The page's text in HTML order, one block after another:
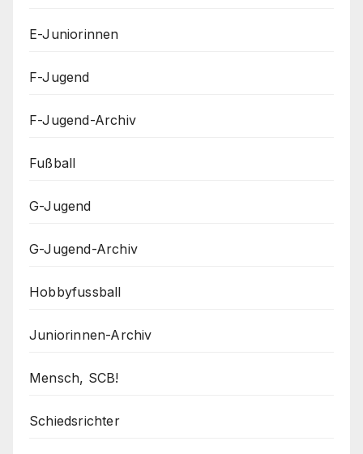
E-Juniorinnen
F-Jugend
F-Jugend-Archiv
Fußball
G-Jugend
G-Jugend-Archiv
Hobbyfussball
Juniorinnen-Archiv
Mensch, SCB!
Schiedsrichter